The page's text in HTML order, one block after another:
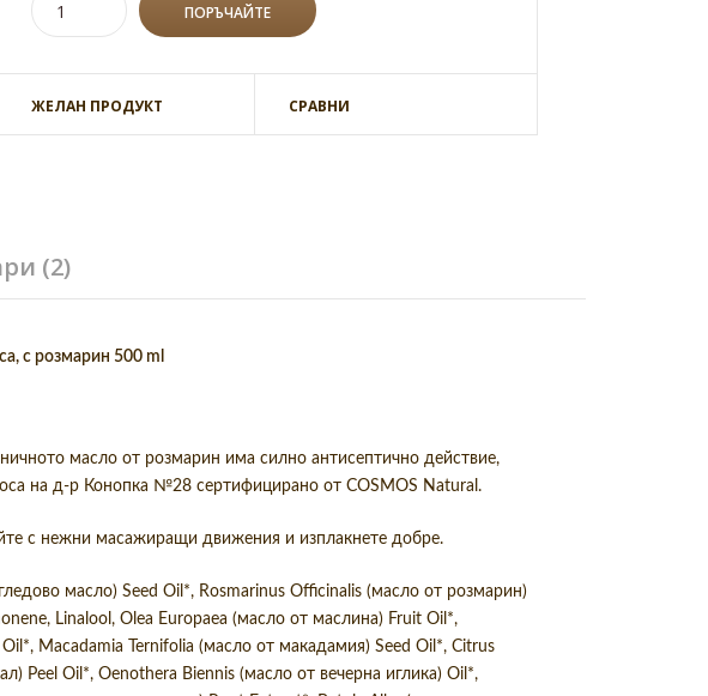
ЖЕЛАН ПРОДУКТ СРАВНИ
(2)
с розмарин 500 ml
масло от розмарин има силно антисептично действие,
на д-р Конопка №28 сертифицирано от COSMOS Natural.
с нежни масажиращи движения и изплакнете добре.
масло) Seed Oil*, Rosmarinus Officinalis (масло от розмарин)
Linalool, Olea Europaea (масло от маслина) Fruit Oil*,
Macadamia Ternifolia (масло от макадамия) Seed Oil*, Citrus
Peel Oil*, Oenothera Biennis (масло от вечерна иглика) Oil*,